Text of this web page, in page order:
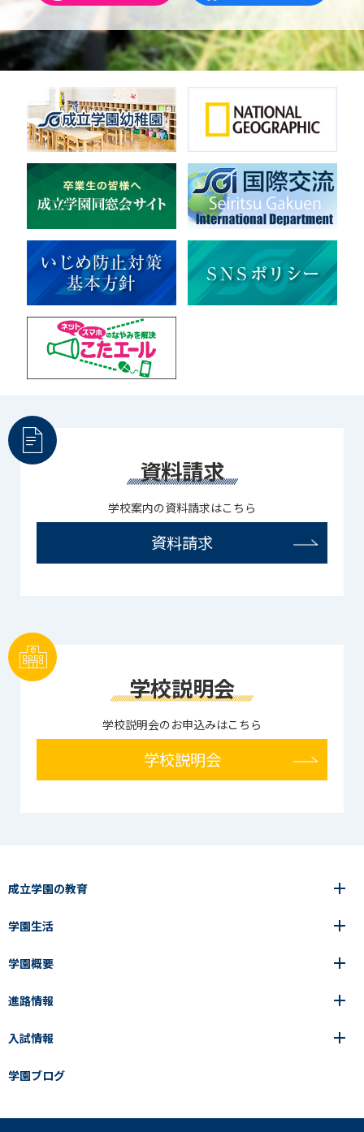
男子バレーボール
体操
ダンス
英会話
音楽（コーラス）
地域ボランティア
美術
マルチメディア
ライフワーク
新日本芸能
宇宙探究
赤門倶楽部
資料請求
学校案内の資料請求はこちら
資料請求
学校説明会
学校説明会のお申込みはこちら
学校説明会
成立学園の教育
6年間の一貫教育
中学校
高等学校
成立メソッド
教科指導の特徴
卒業生の声
中学校
成立メソッド
卒業生の声
成立学園ならではの教育
見える学力×見えない学力
学園生活
年間行事
施設紹介
制服
学園ブログ
学園概要
学園の歩み
アクセス
進路情報
進路・進学
入試情報
中学入試Q&A
入試結果
学園ブログ